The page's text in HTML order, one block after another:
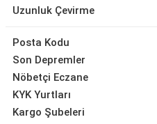
Uzunluk Çevirme
Posta Kodu
Son Depremler
Nöbetçi Eczane
KYK Yurtları
Kargo Şubeleri